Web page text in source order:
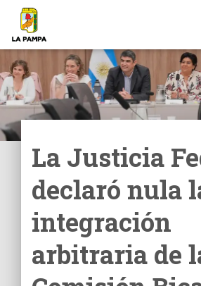
La Justicia
declaró nula
integración
arbitraria de